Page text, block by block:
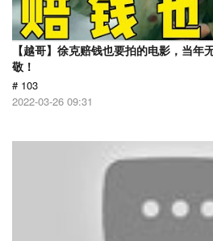
【越哥】徐克赔钱也要拍的电影，当年
敬！
# 103
2022-03-26 09:31